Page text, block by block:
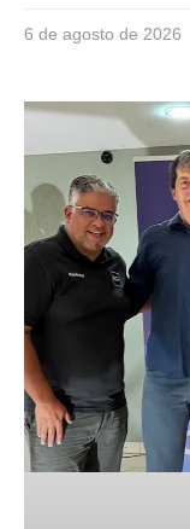
6 de agosto de 2026